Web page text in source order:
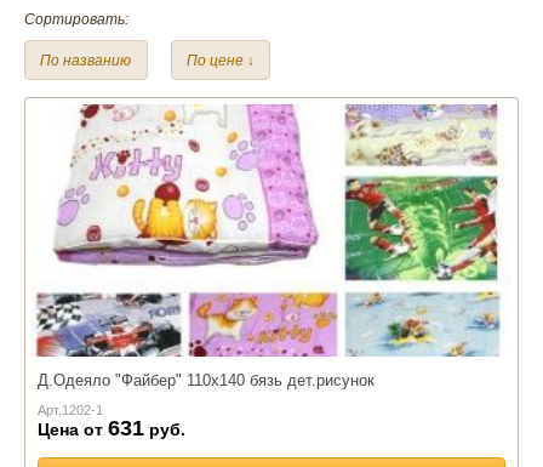
Размер:
Бамбук
Файбер
Лебяжий пух
Чехол:
Сатин
Сортировать:
По названию По цене ↓
Д.Одеяло "Файбер" 110х140 бязь дет.рисунок
Арт. 1202-1
Цена от 631 руб.